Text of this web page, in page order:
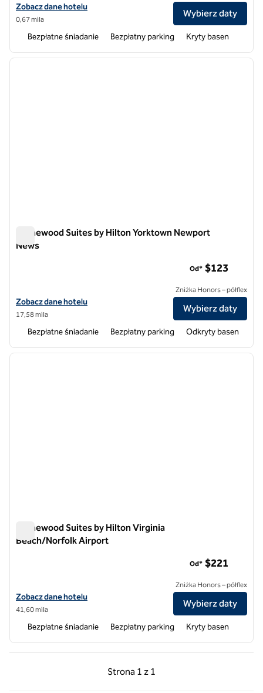
Zobacz szczegóły hotelu Homewood Suites by Hilton Williamsburg
Zobacz dane hotelu
0,67 mila
Wybierz daty
Bezpłatne śniadanie Bezpłatny parking Kryty basen
1 z 12
Homewood Suites by Hilton Yorktown Newport
News
Zobacz szczegóły hotelu Homewood Suites by Hilton Yorktown
Zobacz dane hotelu
17,58 mila
Od* $123
Zniżka Honors – półflex
Wybierz daty
Bezpłatne śniadanie Bezpłatny parking Odkryty basen
1 z 12
Homewood Suites by Hilton Virginia
Beach/Norfolk Airport
Zobacz szczegóły hotelu Homewood Suites by Hilton Virginia
Zobacz dane hotelu
41,60 mila
Od* $221
Zniżka Honors – półflex
Wybierz daty
Bezpłatne śniadanie Bezpłatny parking Kryty basen
Strona 1 z 1
Poprzednia strona, 1 z 1
Strona 1 z 1